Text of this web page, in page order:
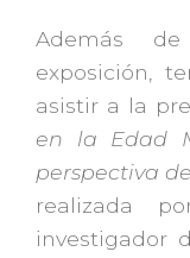
Además
exposición,
asistir a la
en la Edad
perspectiva
realizada
investigador